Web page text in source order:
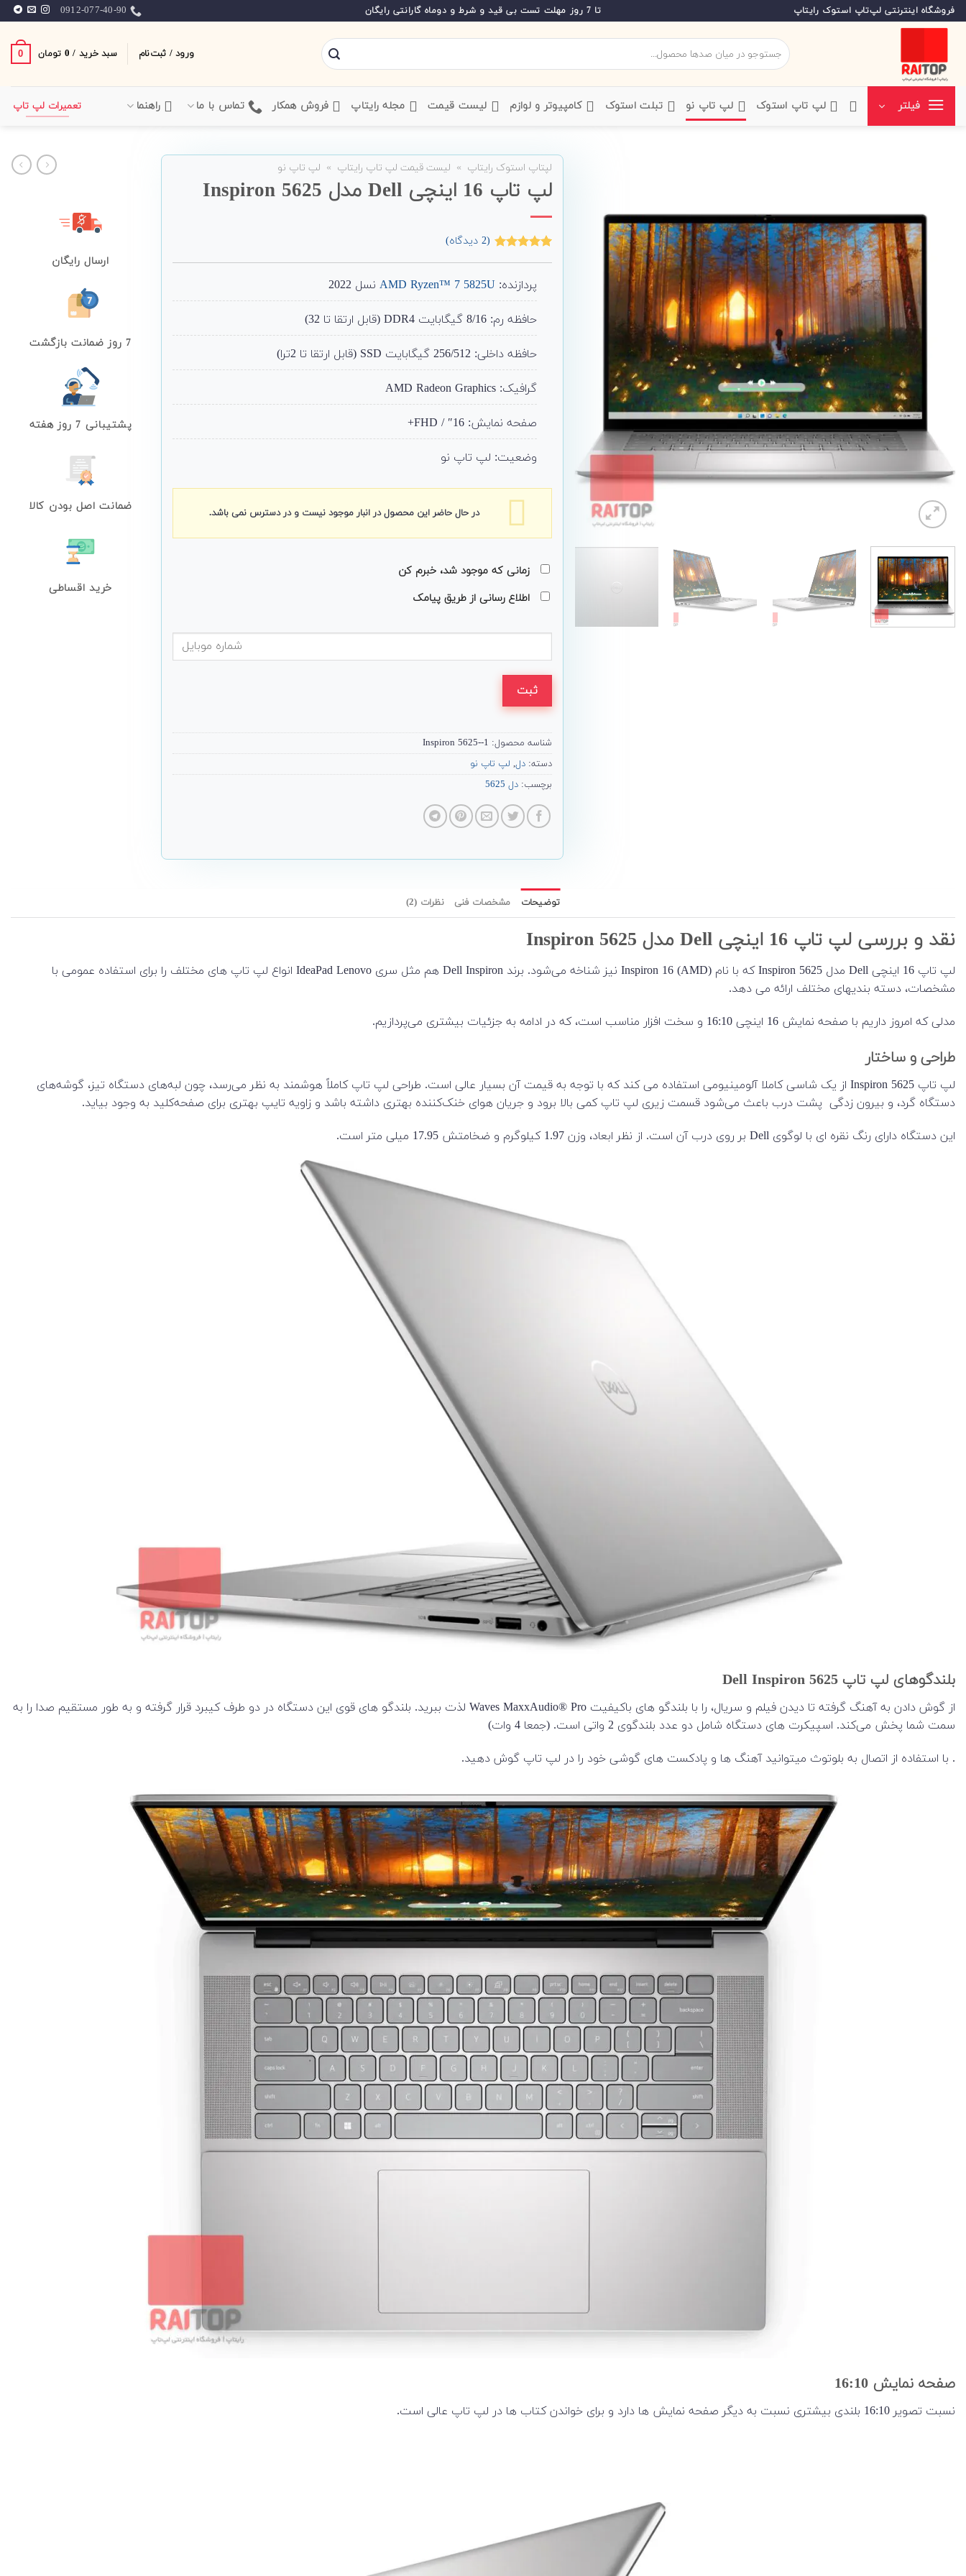
Skip
to
فروشگاه اینترنتی لپ‌تاپ استوک رایتاپ تا 7 روز مهلت تست بی قید و شرط و دوماه گارانتی رایگان 0912-077-40-90
جستجو
برای:
ورود / ثبت‌نام سبد خرید / 0 تومان 0
فیلتر ‌لپ تاپ استوک ‌لپ تاپ نو ‌ تبلت استوک ‌ کامپیوتر و لوازم ‌ لیست قیمت ‌ مجله رایتاپ فروش همکار تماس با ما راهنما تعمیرات لپ تاپ
لپتاپ استوک رایتاپ » لیست قیمت لپ تاپ رایتاپ » لپ تاپ نو
لپ تاپ 16 اینچی Dell مدل Inspiron 5625
مشتری
(
2دیدگاه)
پردازنده: AMD Ryzen™ 7 5825Uنسل 2022
حافظه رم: 8/16 گیگابایت DDR4 (قابل ارتقا تا 32)
حافظه داخلی: 256/512 گیگابایت SSD (قابل ارتقا تا 2ترا)
گرافیک: AMD Radeon Graphics
صفحه نمایش: 16″ / FHD+
وضعیت: لپ تاپ نو
در حال حاضر این محصول در انبار موجود نیست و در دسترس نمی باشد.
زمانی که موجود شد، خبرم کن
اطلاع رسانی از طریق پیامک
ثبت
شناسه محصول: Inspiron 5625--1
دسته: دل, لپ تاپ نو
برچسب: دل 5625
ارسال رایگان
7 روز ضمانت بازگشت
پشتیبانی 7 روز هفته
ضمانت اصل بودن کالا
خرید اقساطی
توضیحات مشخصات فنی نظرات (2)
نقد و بررسی لپ تاپ 16 اینچی Dell مدل Inspiron 5625
لپ تاپ 16 اینچی Dell مدل Inspiron 5625 که با نام Inspiron 16 (AMD) نیز شناخه می‌شود. برند Dell Inspiron هم مثل سری IdeaPad Lenovo انواع لپ تاپ های مختلف را برای استفاده عمومی با
مشخصات، دسته بندیهای مختلف ارائه می دهد.
مدلی که امروز داریم با صفحه نمایش 16 اینچی 16:10 و سخت افزار مناسب است، که در ادامه به جزئیات بیشتری می‌پردازیم.
طراحی و ساختار
لپ تاپ Inspiron 5625 از یک شاسی کاملا آلومینیومی استفاده می کند که با توجه به قیمت آن بسیار عالی است. طراحی لپ تاپ کاملاً هوشمند به نظر می‌رسد، چون لبه‌های دستگاه تیز، گوشه‌های
دستگاه گرد، و بیرون زدگی پشت درب باعث می‌شود قسمت زیری لپ تاپ کمی بالا برود و جریان هوای خنک‌کننده بهتری داشته باشد و زاویه تایپ بهتری برای صفحه‌کلید به وجود بیاید.
این دستگاه دارای رنگ نقره ای با لوگوی Dell بر روی درب آن است. از نظر ابعاد، وزن 1.97 کیلوگرم و ضخامتش 17.95 میلی متر است.
بلندگوهای لپ تاپ Dell Inspiron 5625
از گوش دادن به آهنگ گرفته تا دیدن فیلم و سریال، را با بلندگو های باکیفیت Waves MaxxAudio® Pro لذت ببرید. بلندگو های قوی این دستگاه در دو طرف کیبرد قرار گرفته و به طور مستقیم صدا را به
سمت شما پخش می‌کند. اسپیکرت های دستگاه شامل دو عدد بلندگوی 2 واتی است. (جمعا 4 وات)
. با استفاده از اتصال به بلوتوث میتوانید آهنگ ها و پادکست های گوشی خود را در لپ تاپ گوش دهید.
صفحه نمایش 16:10
نسبت تصویر 16:10 بلندی بیشتری نسبت به دیگر صفحه نمایش ها دارد و برای خواندن کتاب ها در لپ تاپ عالی است.